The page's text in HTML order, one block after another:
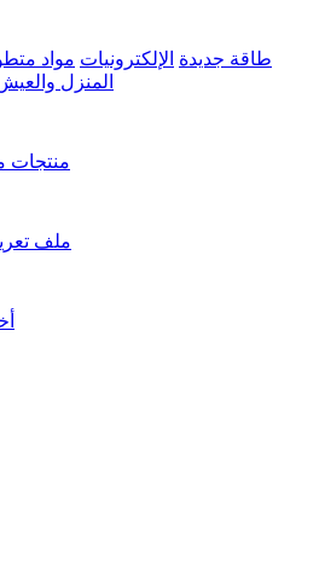
طاقة جديدة الإلكترونيات مواد
المنزل
ملف